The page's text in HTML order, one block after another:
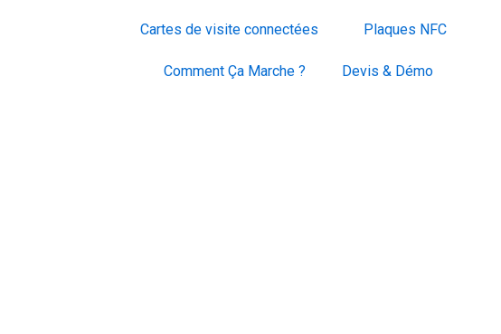
Cartes de visite connectées Plaques NFC
Comment Ça Marche ? Devis & Démo